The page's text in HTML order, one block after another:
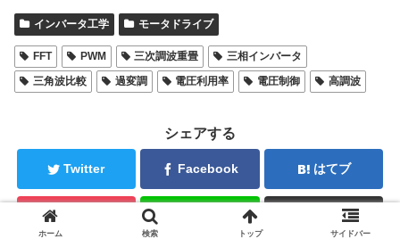
インバータ工学 モータドライブ
FFT PWM 三次調波重畳
三相インバータ
三角波比較
過変調 電圧利用率 電圧制御 高調波
シェアする
Twitter Facebook はてブ
コピー
ホーム 検索 トップ サイドバー